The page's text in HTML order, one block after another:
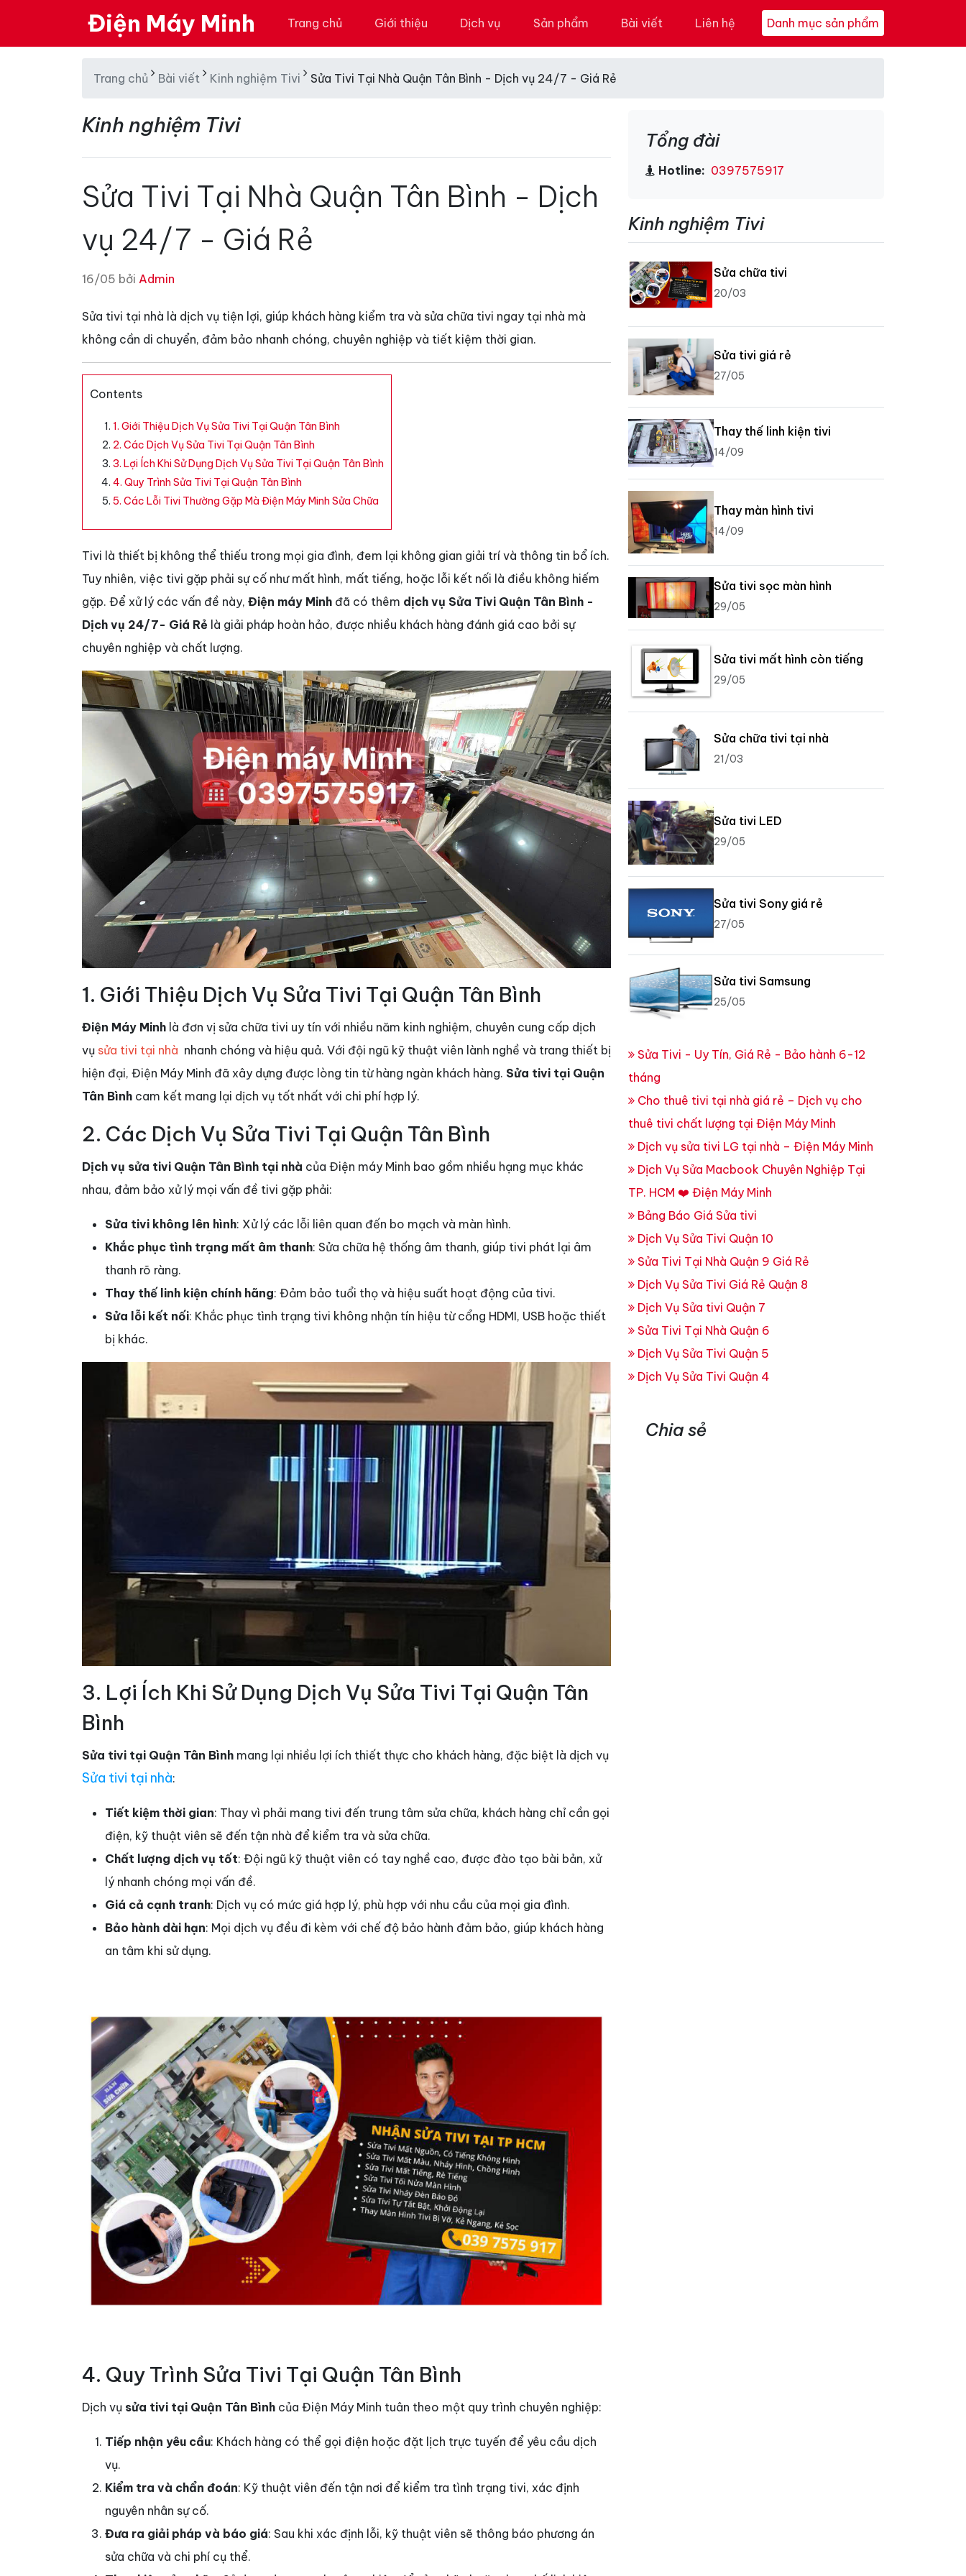
Điện Máy Minh Trang chủ Giới thiệu Dịch vụ Sản phẩm Bài viết Liên hệ Danh mục sản phẩm
Trang chủ Bài viết Kinh nghiệm Tivi Sửa Tivi Tại Nhà Quận Tân Bình - Dịch vụ 24/7 - Giá Rẻ
Kinh nghiệm Tivi
Sửa Tivi Tại Nhà Quận Tân Bình - Dịch
vụ 24/7 - Giá Rẻ
16/05 bởi Admin
Sửa tivi tại nhà là dịch vụ tiện lợi, giúp khách hàng kiểm tra và sửa chữa tivi ngay tại nhà mà
không cần di chuyển, đảm bảo nhanh chóng, chuyên nghiệp và tiết kiệm thời gian.
Contents
1. Giới Thiệu Dịch Vụ Sửa Tivi Tại Quận Tân Bình
2. Các Dịch Vụ Sửa Tivi Tại Quận Tân Bình
3. Lợi Ích Khi Sử Dụng Dịch Vụ Sửa Tivi Tại Quận Tân Bình
4. Quy Trình Sửa Tivi Tại Quận Tân Bình
5. Các Lỗi Tivi Thường Gặp Mà Điện Máy Minh Sửa Chữa
Tivi là thiết bị không thể thiếu trong mọi gia đình, đem lại không gian giải trí và thông tin bổ ích.
Tuy nhiên, việc tivi gặp phải sự cố như mất hình, mất tiếng, hoặc lỗi kết nối là điều không hiếm
gặp. Để xử lý các vấn đề này, Điện máy Minh đã có thêm dịch vụ Sửa Tivi Quận Tân Bình -
Dịch vụ 24/7- Giá Rẻ là giải pháp hoàn hảo, được nhiều khách hàng đánh giá cao bởi sự
chuyên nghiệp và chất lượng.
1. Giới Thiệu Dịch Vụ Sửa Tivi Tại Quận Tân Bình
Điện Máy Minh là đơn vị sửa chữa tivi uy tín với nhiều năm kinh nghiệm, chuyên cung cấp dịch
vụ sửa tivi tại nhà nhanh chóng và hiệu quả. Với đội ngũ kỹ thuật viên lành nghề và trang thiết bị
hiện đại, Điện Máy Minh đã xây dựng được lòng tin từ hàng ngàn khách hàng. Sửa tivi tại Quận
Tân Bình cam kết mang lại dịch vụ tốt nhất với chi phí hợp lý.
2. Các Dịch Vụ Sửa Tivi Tại Quận Tân Bình
Dịch vụ sửa tivi Quận Tân Bình tại nhà của Điện máy Minh bao gồm nhiều hạng mục khác
nhau, đảm bảo xử lý mọi vấn đề tivi gặp phải:
Sửa tivi không lên hình: Xử lý các lỗi liên quan đến bo mạch và màn hình.
Khắc phục tình trạng mất âm thanh: Sửa chữa hệ thống âm thanh, giúp tivi phát lại âm
thanh rõ ràng.
Thay thế linh kiện chính hãng: Đảm bảo tuổi thọ và hiệu suất hoạt động của tivi.
Sửa lỗi kết nối: Khắc phục tình trạng tivi không nhận tín hiệu từ cổng HDMI, USB hoặc thiết
bị khác.
3. Lợi Ích Khi Sử Dụng Dịch Vụ Sửa Tivi Tại Quận Tân
Bình
Sửa tivi tại Quận Tân Bình mang lại nhiều lợi ích thiết thực cho khách hàng, đặc biệt là dịch vụ
Sửa tivi tại nhà:
Tiết kiệm thời gian: Thay vì phải mang tivi đến trung tâm sửa chữa, khách hàng chỉ cần gọi
điện, kỹ thuật viên sẽ đến tận nhà để kiểm tra và sửa chữa.
Chất lượng dịch vụ tốt: Đội ngũ kỹ thuật viên có tay nghề cao, được đào tạo bài bản, xử
lý nhanh chóng mọi vấn đề.
Giá cả cạnh tranh: Dịch vụ có mức giá hợp lý, phù hợp với nhu cầu của mọi gia đình.
Bảo hành dài hạn: Mọi dịch vụ đều đi kèm với chế độ bảo hành đảm bảo, giúp khách hàng
an tâm khi sử dụng.
4. Quy Trình Sửa Tivi Tại Quận Tân Bình
Dịch vụ sửa tivi tại Quận Tân Bình của Điện Máy Minh tuân theo một quy trình chuyên nghiệp:
Tiếp nhận yêu cầu: Khách hàng có thể gọi điện hoặc đặt lịch trực tuyến để yêu cầu dịch
vụ.
Kiểm tra và chẩn đoán: Kỹ thuật viên đến tận nơi để kiểm tra tình trạng tivi, xác định
nguyên nhân sự cố.
Đưa ra giải pháp và báo giá: Sau khi xác định lỗi, kỹ thuật viên sẽ thông báo phương án
sửa chữa và chi phí cụ thể.
Tổng đài
Hotline: 0397575917
Kinh nghiệm Tivi
Sửa chữa tivi
20/03
Sửa tivi giá rẻ
27/05
Thay thế linh kiện tivi
14/09
Thay màn hình tivi
14/09
Sửa tivi sọc màn hình
29/05
Sửa tivi mất hình còn tiếng
29/05
Sửa chữa tivi tại nhà
21/03
Sửa tivi LED
29/05
Sửa tivi Sony giá rẻ
27/05
Sửa tivi Samsung
25/05
Sửa Tivi - Uy Tín, Giá Rẻ - Bảo hành 6-12
tháng
Cho thuê tivi tại nhà giá rẻ – Dịch vụ cho
thuê tivi chất lượng tại Điện Máy Minh
Dịch vụ sửa tivi LG tại nhà – Điện Máy Minh
Dịch Vụ Sửa Macbook Chuyên Nghiệp Tại
TP. HCM ❤️ Điện Máy Minh
Bảng Báo Giá Sửa tivi
Dịch Vụ Sửa Tivi Quận 10
Sửa Tivi Tại Nhà Quận 9 Giá Rẻ
Dịch Vụ Sửa Tivi Giá Rẻ Quận 8
Dịch Vụ Sửa tivi Quận 7
Sửa Tivi Tại Nhà Quận 6
Dịch Vụ Sửa Tivi Quận 5
Dịch Vụ Sửa Tivi Quận 4
Chia sẻ